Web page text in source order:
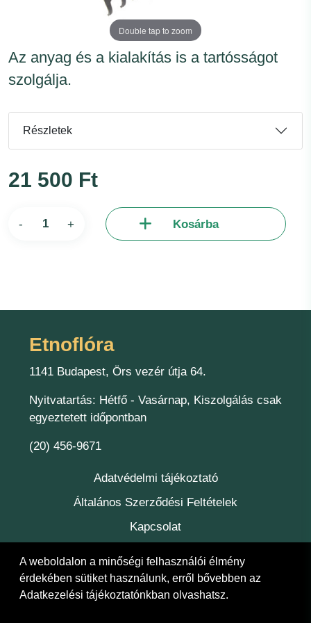
Double tap to zoom
Az anyag és a kialakítás is a tartósságot
szolgálja.
Részletek
21 500 Ft
- + Kosárba
Etnoflóra
1141 Budapest, Örs vezér útja 64.
Nyitvatartás: Hétfő - Vasárnap, Kiszolgálás csak
egyeztetett időpontban
(20) 456-9671
Adatvédelmi tájékoztató
Általános Szerződési Feltételek
Kapcsolat
A weboldalon a minőségi felhasználói élmény
érdekében sütiket használunk, erről bővebben az
Adatkezelési tájékoztatónkban olvashatsz.